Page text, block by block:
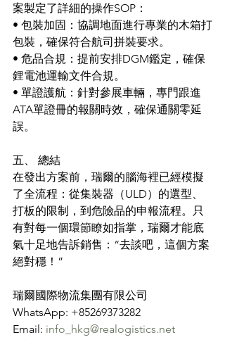
案製定了詳細的操作SOP：
• 包裝加固：協調地面進行專業的木箱打
包裝，確保符合航司拼裝要求。
• 危品合規：提前安排DGM鑑定，確保
鋰電池運輸文件合規。
• 單證護航：針對參展車輛，專門跟進
ATA單證冊的報關時效，確保通關零延
誤。
五、 總結
在發出方案前，瑞爾的腦海裡已經模擬
了全流程：從集裝器（ULD）的選型、
打板的限制，到危險品的申報流程。只
有對每一個環節瞭如指掌，瑞爾才能底
氣十足地告訴銷售：“去談吧，這個方案
絕對穩！”
瑞爾國際物流集團有限公司
WhatsApp: +85269373282
Email: info_hkg@realogistics.net